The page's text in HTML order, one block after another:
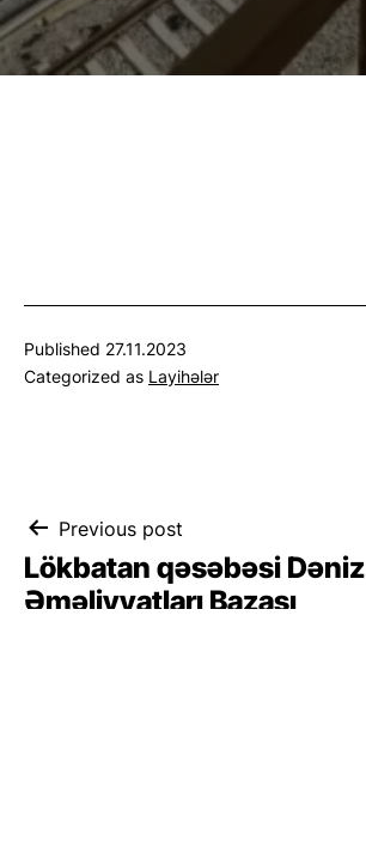
Published 27.11.2023
Categorized as Layihələr
Yazı
naviqasiyası
Previous post
Lökbatan qəsəbəsi Dəniz
Əməliyyatları Bazası